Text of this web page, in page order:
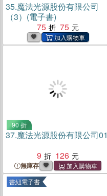
35.魔法光源股份有限公司
（3）(電子書)
75
75
90 折
37.魔法光源股份有限公司01
9
126
無庫存
書紐電子書